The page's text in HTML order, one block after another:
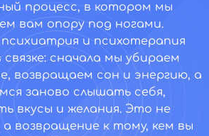
процесс, в котором мы
вам опору под ногами.
и психотерапия
сначала мы убираем
возвращаем сон и энергию, а
заново слышать себя,
вкусы и желания. Это не
а возвращение к тому, кем вы